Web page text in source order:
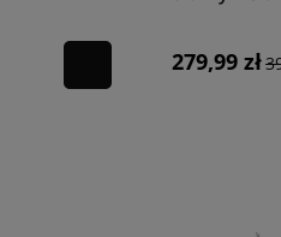
się wyróżniać w tłumie. Już teraz
279,99 zł